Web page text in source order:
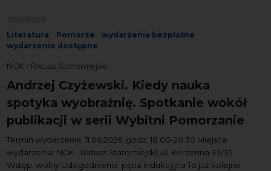
11/06/2026
Literatura Pomorze
wydarzenia bezpłatne
wydarzenie dostępne
NCK - Ratusz Staromiejski
Andrzej Czyżewski. Kiedy nauka
spotyka wyobraźnię. Spotkanie wokół
publikacji w serii Wybitni Pomorzanie
Termin wydarzenia: 11.06.2026, godz. 18.00-20.30 Miejsce
wydarzenia: NCK - Ratusz Staromiejski, ul. Korzenna 33/35
Wstęp: wolny Udogodnienia: pętla indukcyjna To już kolejne